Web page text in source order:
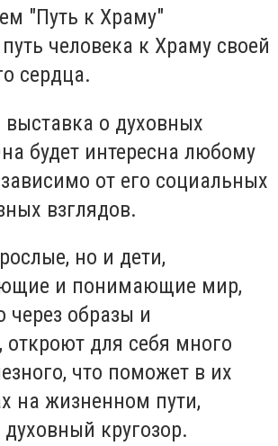
"Путь к Храму"
человека к Храму своей
сердца.
выставка о духовных
будет интересна любому
от его социальных
взглядов.
но и дети,
и понимающие мир,
через образы и
откроют для себя много
что поможет в их
на жизненном пути,
кругозор.